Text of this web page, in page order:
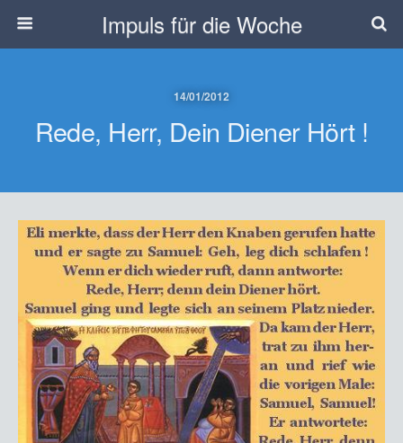
Impuls für die Woche
14/01/2012
Rede, Herr, Dein Diener Hört !